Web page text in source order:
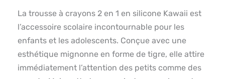
La trousse à crayons 2 en 1 en silicone Kawaii est
l’accessoire scolaire incontournable pour les
enfants et les adolescents. Conçue avec une
esthétique mignonne en forme de tigre, elle attire
immédiatement l’attention des petits comme des